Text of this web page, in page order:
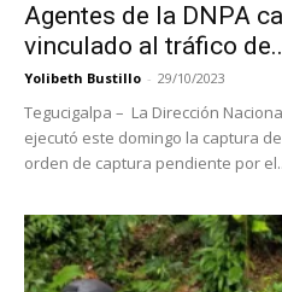
Agentes de la DNPA
vinculado al tráfico
Yolibeth Bustillo - 29/10/2023
Tegucigalpa – La Dirección
ejecutó este domingo la captura
orden de captura pendiente por